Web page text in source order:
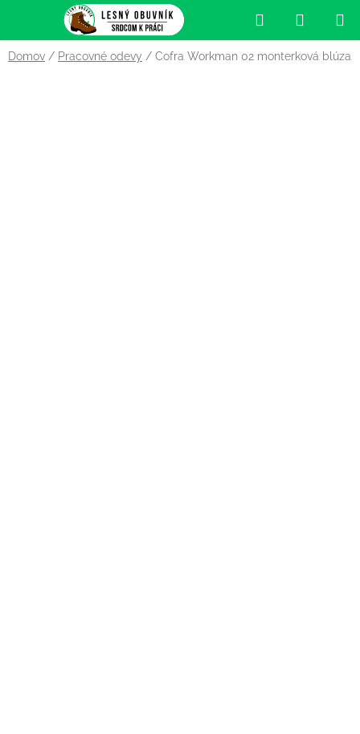
obsah
Hľadať
KOŠÍK
Domov / Pracovné odevy / Cofra Workman 02 monterková blúza